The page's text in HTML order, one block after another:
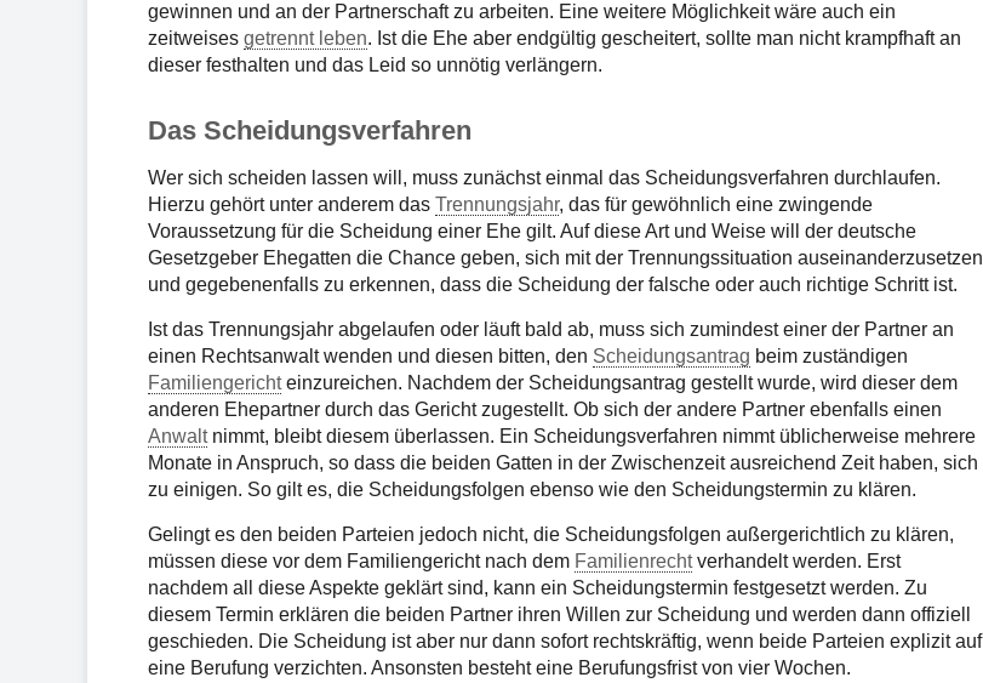
gewinnen und an der Partnerschaft zu arbeiten. Eine weitere Möglichkeit wäre auch ein
zeitweises getrennt leben. Ist die Ehe aber endgültig gescheitert, sollte man nicht krampfhaft an
dieser festhalten und das Leid so unnötig verlängern.
Das Scheidungsverfahren
Wer sich scheiden lassen will, muss zunächst einmal das Scheidungsverfahren durchlaufen.
Hierzu gehört unter anderem das Trennungsjahr, das für gewöhnlich eine zwingende
Voraussetzung für die Scheidung einer Ehe gilt. Auf diese Art und Weise will der deutsche
Gesetzgeber Ehegatten die Chance geben, sich mit der Trennungssituation auseinanderzusetzen
und gegebenenfalls zu erkennen, dass die Scheidung der falsche oder auch richtige Schritt ist.
Ist das Trennungsjahr abgelaufen oder läuft bald ab, muss sich zumindest einer der Partner an
einen Rechtsanwalt wenden und diesen bitten, den Scheidungsantrag beim zuständigen
Familiengerichteinzureichen. Nachdem der Scheidungsantrag gestellt wurde, wird dieser dem
anderen Ehepartner durch das Gericht zugestellt. Ob sich der andere Partner ebenfalls einen
Anwaltnimmt, bleibt diesem überlassen. Ein Scheidungsverfahren nimmt üblicherweise mehrere
Monate in Anspruch, so dass die beiden Gatten in der Zwischenzeit ausreichend Zeit haben, sich
zu einigen. So gilt es, die Scheidungsfolgen ebenso wie den Scheidungstermin zu klären.
Gelingt es den beiden Parteien jedoch nicht, die Scheidungsfolgen außergerichtlich zu klären,
müssen diese vor dem Familiengericht nach dem Familienrechtverhandelt werden. Erst
nachdem all diese Aspekte geklärt sind, kann ein Scheidungstermin festgesetzt werden. Zu
diesem Termin erklären die beiden Partner ihren Willen zur Scheidung und werden dann offiziell
geschieden. Die Scheidung ist aber nur dann sofort rechtskräftig, wenn beide Parteien explizit auf
eine Berufung verzichten. Ansonsten besteht eine Berufungsfrist von vier Wochen.